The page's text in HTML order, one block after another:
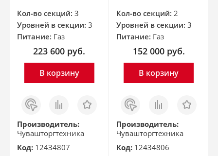
Кол-во секций: 3
Уровней в секции: 3
Питание: Газ
223 600 руб.
В корзину
Заказ
в 1
клик
Сравнить Отложить
Производитель:
Чувашторгтехника
Код: 12434807
Кол-во секций: 2
Уровней в секции: 3
Питание: Газ
152 000 руб.
В корзину
Заказ
в 1
клик
Сравнить Отложить
Производитель:
Чувашторгтехника
Код: 12434806